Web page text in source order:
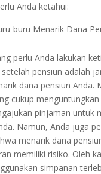
Anda ketahui:
buru Menarik Dana
perlu Anda lakukan
pensiun adalah
dana pensiun Anda.
cukup menguntungkan
pinjaman untuk
Namun, Anda juga
menarik dana
memiliki risiko. Oleh
simpanan